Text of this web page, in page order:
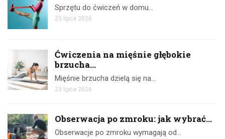
Sprzętu do ćwiczeń w domu…
23 lipca 2026
Ćwiczenia na mięśnie głębokie
brzucha...
Mięśnie brzucha dzielą się na…
23 lipca 2026
Obserwacja po zmroku: jak wybrać...
Obserwacje po zmroku wymagają od…